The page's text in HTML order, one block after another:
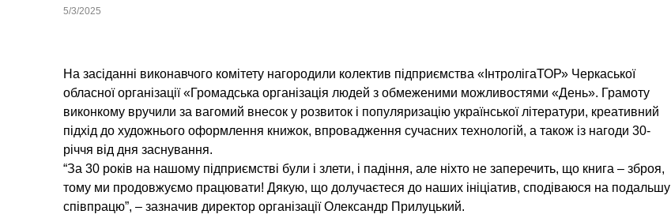
5/3/2025
На засіданні виконавчого комітету нагородили колектив підприємства «ІнтролігаТОР» Черкаської
обласної організації «Громадська організація людей з обмеженими можливостями «День». Грамоту
виконкому вручили за вагомий внесок у розвиток і популяризацію української літератури, креативний
підхід до художнього оформлення книжок, впровадження сучасних технологій, а також із нагоди 30-
річчя від дня заснування.
“За 30 років на нашому підприємстві були і злети, і падіння, але ніхто не заперечить, що книга – зброя,
тому ми продовжуємо працювати! Дякую, що долучаєтеся до наших ініціатив, сподіваюся на подальшу
співпрацю”, – зазначив директор організації Олександр Прилуцький.